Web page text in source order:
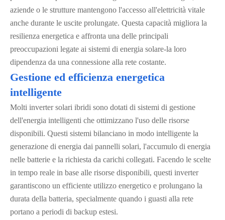
aziende o le strutture mantengono l'accesso all'elettricità vitale
anche durante le uscite prolungate. Questa capacità migliora la
resilienza energetica e affronta una delle principali
preoccupazioni legate ai sistemi di energia solare-la loro
dipendenza da una connessione alla rete costante.
Gestione ed efficienza energetica
intelligente
Molti inverter solari ibridi sono dotati di sistemi di gestione
dell'energia intelligenti che ottimizzano l'uso delle risorse
disponibili. Questi sistemi bilanciano in modo intelligente la
generazione di energia dai pannelli solari, l'accumulo di energia
nelle batterie e la richiesta da carichi collegati. Facendo le scelte
in tempo reale in base alle risorse disponibili, questi inverter
garantiscono un efficiente utilizzo energetico e prolungano la
durata della batteria, specialmente quando i guasti alla rete
portano a periodi di backup estesi.